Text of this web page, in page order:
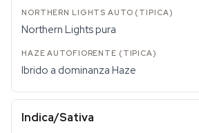
Northern Lights pura
Ibrido a dominanza Haze
Indica/Sativa